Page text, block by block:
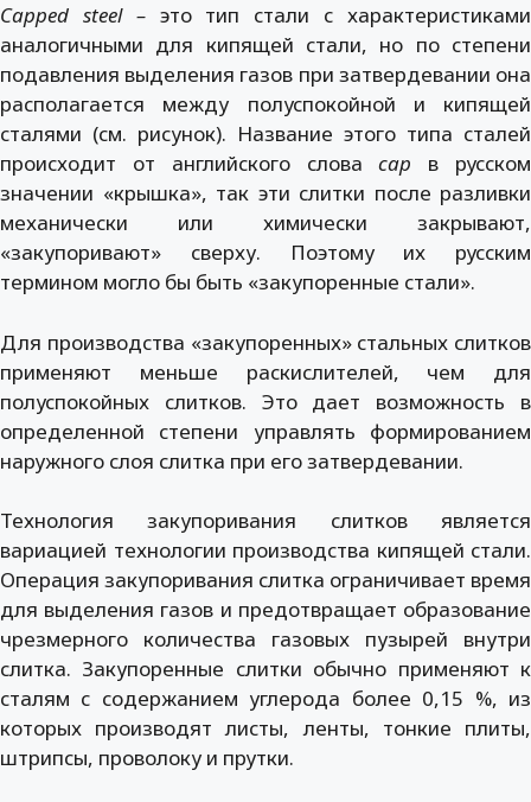
Сapped steel – это тип стали с характеристиками
аналогичными для кипящей стали, но по степени
подавления выделения газов при затвердевании она
располагается между полуспокойной и кипящей
сталями (см. рисунок). Название этого типа сталей
происходит от английского словаcap в русском
значении «крышка», так эти слитки после разливки
механически или химически закрывают,
«закупоривают» сверху. Поэтому их русским
термином могло бы быть «закупоренные стали».
Для производства «закупоренных» стальных слитков
применяют меньше раскислителей, чем для
полуспокойных слитков. Это дает возможность в
определенной степени управлять формированием
наружного слоя слитка при его затвердевании.
Технология закупоривания слитков является
вариацией технологии производства кипящей стали.
Операция закупоривания слитка ограничивает время
для выделения газов и предотвращает образование
чрезмерного количества газовых пузырей внутри
слитка. Закупоренные слитки обычно применяют к
сталям с содержанием углерода более 0,15 %, из
которых производят листы, ленты, тонкие плиты,
штрипсы, проволоку и прутки.